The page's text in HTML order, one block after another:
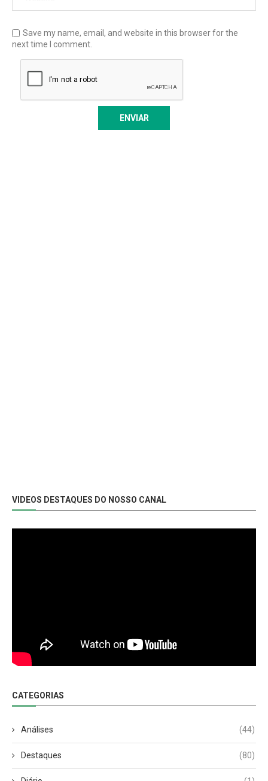
Save my name, email, and website in this browser for the
next time I comment.
VIDEOS DESTAQUES DO NOSSO CANAL
CATEGORIAS
Análises (44)
Destaques (80)